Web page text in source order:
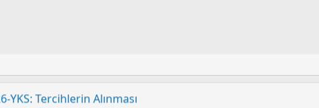
YKS: Sınav Sonuçları Açıklandı